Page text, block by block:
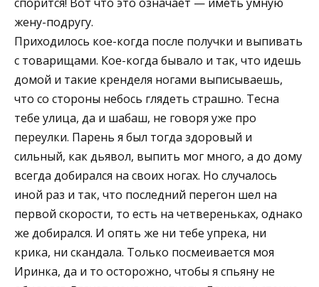
жену-подругу.
Приходилось кое-когда после получки и выпивать
с товарищами. Кое-когда бывало и так, что идешь
домой и такие кренделя ногами выписываешь,
что со стороны небось глядеть страшно. Тесна
тебе улица, да и шабаш, не говоря уже про
переулки. Парень я был тогда здоровый и
сильный, как дьявол, выпить мог много, а до дому
всегда добирался на своих ногах. Но случалось
иной раз и так, что последний перегон шел на
первой скорости, то есть на четвереньках, однако
же добирался. И опять же ни тебе упрека, ни
крика, ни скандала. Только посмеивается моя
Иринка, да и то осторожно, чтобы я спьяну не